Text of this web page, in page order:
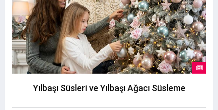
Yılbaşı Süsleri ve Yılbaşı Ağacı Süsleme